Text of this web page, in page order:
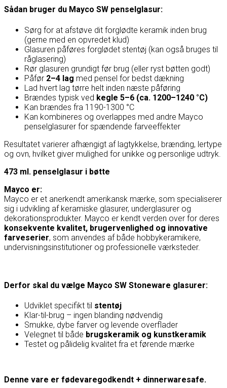
Sådan bruger du Mayco SW penselglasur:
Sørg for at afstøve dit forglødte keramik inden brug
(gerne med en opvredet klud)
Glasuren påføres forglødet stentøj (kan også bruges til
råglasering)
Rør glasuren grundigt før brug (eller ryst bøtten godt)
Påfør 2–4 lag med pensel for bedst dækning
Lad hvert lag tørre helt inden næste påføring
Brændes typisk ved kegle 5–6 (ca. 1200–1240 °C)
Kan brændes fra 1190-1300 °C
Kan kombineres og overlappes med andre Mayco
penselglasurer for spændende farveeffekter
Resultatet varierer afhængigt af lagtykkelse, brænding, lertype
og ovn, hvilket giver mulighed for unikke og personlige udtryk.
473 ml. penselglasur i bøtte
Mayco er:
Mayco er et anerkendt amerikansk mærke, som specialiserer
sig i udvikling af keramiske glasurer, underglasurer og
dekorationsprodukter. Mayco er kendt verden over for deres
konsekvente kvalitet, brugervenlighed og innovative
farveserier, som anvendes af både hobbykeramikere,
undervisningsinstitutioner og professionelle værksteder.
Derfor skal du vælge Mayco SW Stoneware glasurer:
Udviklet specifikt til stentøj
Klar-til-brug – ingen blanding nødvendig
Smukke, dybe farver og levende overflader
Velegnet til både brugskeramik og kunstkeramik
Testet og pålidelig kvalitet fra et førende mærke
Denne vare er fødevaregodkendt + dinnerwaresafe.